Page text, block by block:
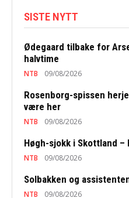
SISTE NYTT
Ødegaard tilbake for
halvtime
NTB 09/08/2026
Rosenborg-spissen
være her
NTB 09/08/2026
Høgh-sjokk i Skottland
NTB 09/08/2026
Solbakken og
NTB 09/08/2026